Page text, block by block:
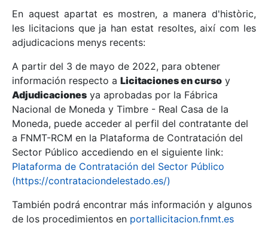
Mostra/Amaga
Mostra/Amaga
En aquest apartat es mostren, a manera d'històric,
les licitacions que ja han estat resoltes, així com les
adjudicacions menys recents:
A partir del 3 de mayo de 2022, para obtener
información respecto a Licitaciones en curso y
Adjudicaciones ya aprobadas por la Fábrica
Nacional de Moneda y Timbre - Real Casa de la
Moneda, puede acceder al perfil del contratante del
a FNMT-RCM en la Plataforma de Contratación del
Sector Público accediendo en el siguiente link:
Plataforma de Contratación del Sector Público
(https://contrataciondelestado.es/)
También podrá encontrar más información y algunos
de los procedimientos en portallicitacion.fnmt.es